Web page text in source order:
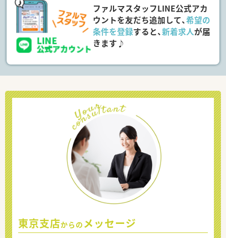
ファルマスタッフLINE公式アカ
ウントを友だち追加して、希望の
条件を登録すると、新着求人が届
きます♪
東京支店からの メッセージ